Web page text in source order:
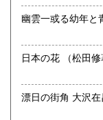
取り扱い分野
総記、哲学宗教
語国文、外国文学
カルチャー、古書
日本の花 （松田
漂日の街角 大